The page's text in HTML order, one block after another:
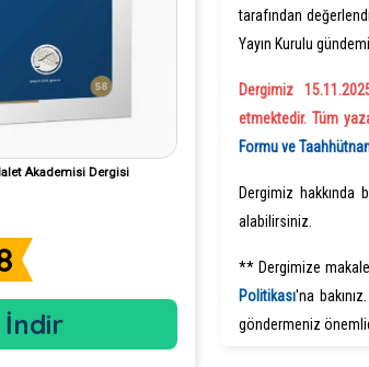
Akademisi Dergisi
İndir
tarafından
Yayın Kurulu
Dergimiz
etmektedir. Tüm
Formu ve
Dergimiz hakkında
alabilirsiniz.
** Dergimize
Politikası'na
göndermeniz